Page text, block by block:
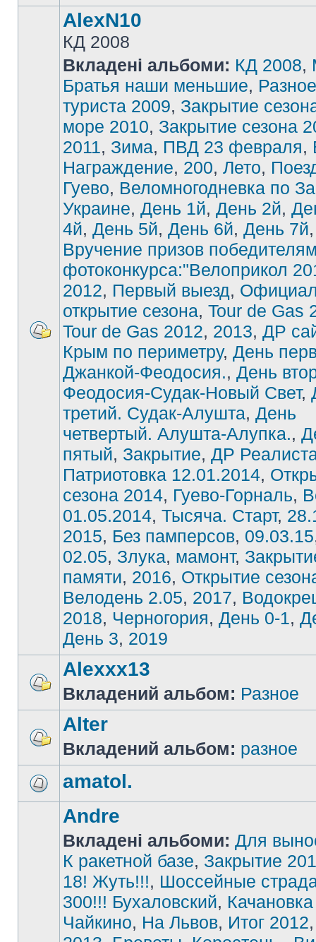
AlexN10
КД 2008
Вкладені альбоми: КД 2008,
Братья наши меньшие, Разное
туриста 2009, Закрытие
море 2010, Закрытие сезона
2011, Зима, ПВД 23 февраля,
Награждение, 200, Лето,
Гуево, Веломногодневка по
Украине, День 1й, День 2й,
4й, День 5й, День 6й, День 7й,
Вручение призов
фотоконкурса:"Велоприкол
2012, Первый выезд,
открытие сезона, Tour de Gas
Tour de Gas 2012, 2013, ДР
Крым по периметру, День
Джанкой-Феодосия., День
Феодосия-Судак-Новый Свет,
третий. Судак-Алушта, День
четвертый. Алушта-Алупка.,
пятый, Закрытие, ДР
Патриотовка 12.01.2014,
сезона 2014, Гуево-Горналь,
01.05.2014, Тысяча. Старт,
2015, Без памперсов, 09.03.15
02.05, Злука, мамонт,
памяти, 2016, Открытие
Велодень 2.05, 2017,
2018, Черногория, День 0-1,
День 3, 2019
Alexxx13
Вкладений альбом: Разное
Alter
Вкладений альбом: разное
amatol.
Andre
Вкладені альбоми: Для
К ракетной базе, Закрытие
18! Жуть!!!, Шоссейные
300!!! Бухаловский,
Чайкино, На Львов, Итог 2012